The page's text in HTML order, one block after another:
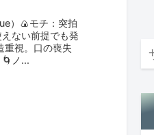
）🍙モチ：突拍
ない前提でも発
重視。口の喪失
ノ...